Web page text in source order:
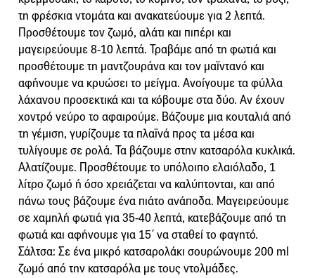
τη φρέσκια ντομάτα και ανακατεύουμε για 2 λεπτά.
Προσθέτουμε τον ζωμό, αλάτι και πιπέρι και
μαγειρεύουμε 8-10 λεπτά. Τραβάμε από τη φωτιά και
προσθέτουμε τη μαντζουράνα και τον μαϊντανό και
αφήνουμε να κρυώσει το μείγμα. Ανοίγουμε τα φύλλα
λάχανου προσεκτικά και τα κόβουμε στα δύο. Αν έχουν
χοντρό νεύρο το αφαιρούμε. Βάζουμε μια κουταλιά από
τη γέμιση, γυρίζουμε τα πλαϊνά προς τα μέσα και
τυλίγουμε σε ρολά. Τα βάζουμε στην κατσαρόλα κυκλικά.
Αλατίζουμε. Προσθέτουμε το υπόλοιπο ελαιόλαδο, 1
λίτρο ζωμό ή όσο χρειάζεται να καλύπτονται, και από
πάνω τους βάζουμε ένα πιάτο ανάποδα. Μαγειρεύουμε
σε χαμηλή φωτιά για 35-40 λεπτά, κατεβάζουμε από τη
φωτιά και αφήνουμε για 15΄ να σταθεί το φαγητό.
Σάλτσα: Σε ένα μικρό κατσαρολάκι σουρώνουμε 200 ml
ζωμό από την κατσαρόλα με τους ντολμάδες.